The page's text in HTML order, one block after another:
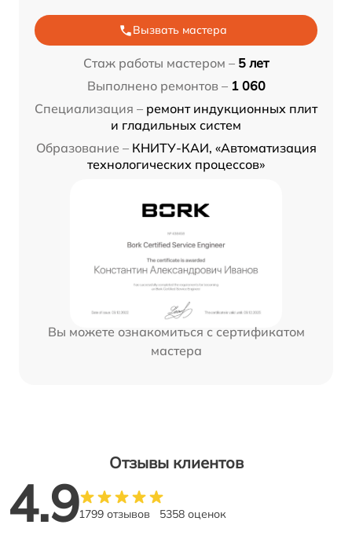
Вызвать мастера
Стаж работы мастером – 5 лет
Выполнено ремонтов – 1 060
Специализация – ремонт индукционных плит
и гладильных систем
Образование – КНИТУ-КАИ, «Автоматизация
технологических процессов»
Вы можете ознакомиться с сертификатом
мастера
Отзывы клиентов
4.91799 отзывов 5358 оценок